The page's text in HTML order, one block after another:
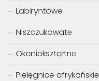
Labiryntowe
Niszczukowate
Okoniokształtne
Pielęgnice afrykańskie